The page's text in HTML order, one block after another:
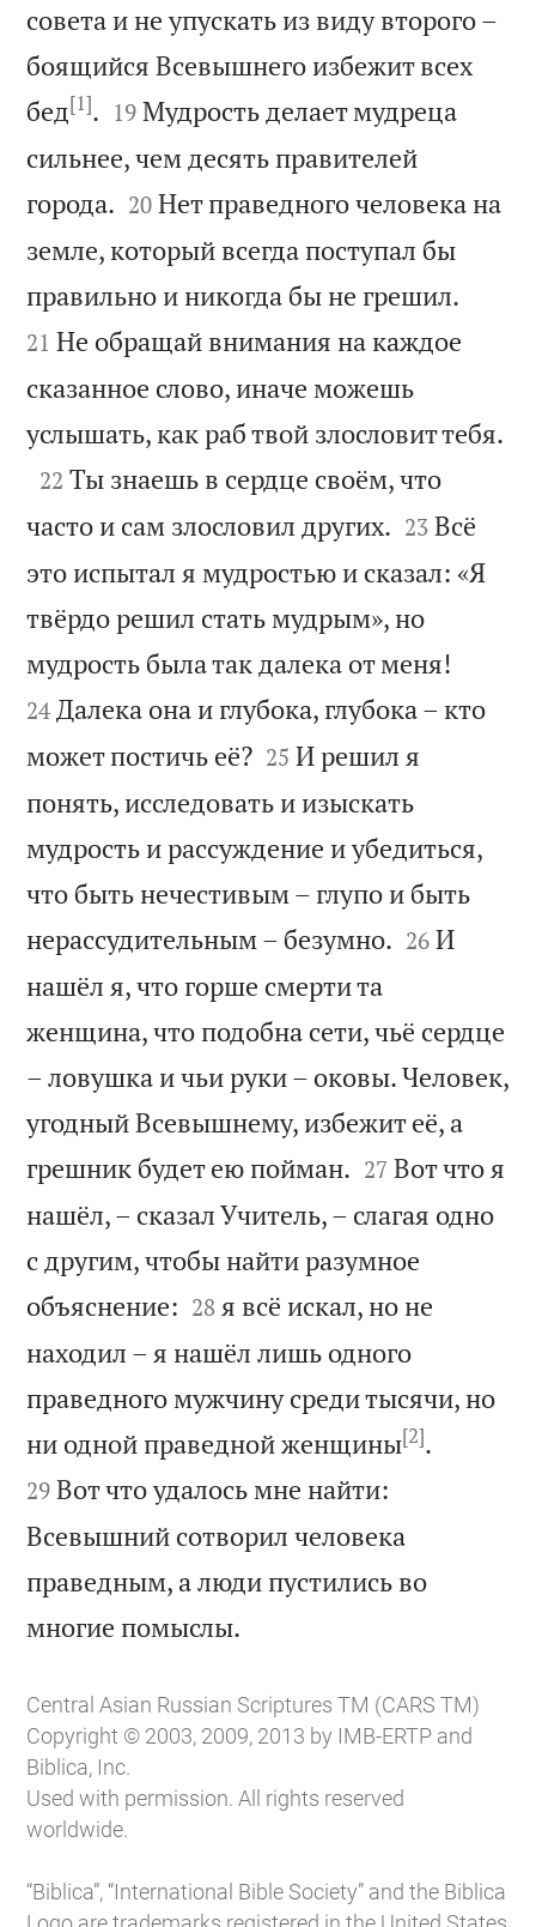
совета и не упускать из виду второго –
боящийся Всевышнего избежит всех
бед[1]. 

19 Мудрость делает мудреца
сильнее, чем десять правителей
города. 

20 Нет праведного человека на
земле, который всегда поступал бы
правильно и никогда бы не грешил.
21 Не обращай внимания на каждое
сказанное слово, иначе можешь
услышать, как раб твой злословит тебя.

22 Ты знаешь в сердце своём, что
часто и сам злословил других. 

23 Всё
это испытал я мудростью и сказал: «Я
твёрдо решил стать мудрым», но
мудрость была так далека от меня!
24 Далека она и глубока, глубока – кто
может постичь её?
25 И решил я
понять, исследовать и изыскать
мудрость и рассуждение и убедиться,
что быть нечестивым – глупо и быть
нерассудительным – безумно. 

26 И
нашёл я, что горше смерти та
женщина, что подобна сети, чьё сердце
– ловушка и чьи руки – оковы. Человек,
угодный Всевышнему, избежит её, а
грешник будет ею пойман. 

27 Вот что я
нашёл, – сказал Учитель, – слагая одно
с другим, чтобы найти разумное
объяснение: 

28 я всё искал, но не
находил – я нашёл лишь одного
праведного мужчину среди тысячи, но
ни одной праведной женщины[2].
29 Вот что удалось мне найти:
Всевышний сотворил человека
праведным, а люди пустились во
многие помыслы.
Central Asian Russian Scriptures TM (CARS TM)
Copyright © 2003, 2009, 2013 by IMB-ERTP and
Biblica, Inc.
Used with permission. All rights reserved
worldwide.
“Biblica”, “International Bible Society” and the Biblica